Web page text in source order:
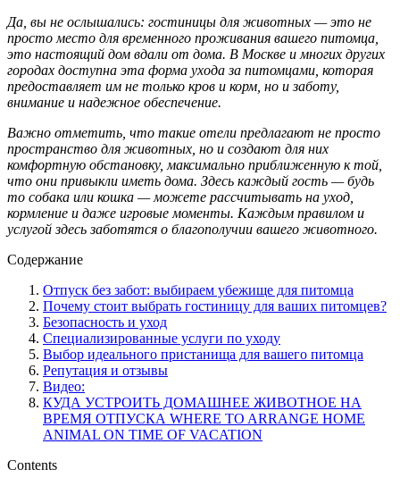
Да, вы не ослышались: гостиницы для животных — это не
просто место для временного проживания вашего питомца,
это настоящий дом вдали от дома. В Москве и многих других
городах доступна эта форма ухода за питомцами, которая
предоставляет им не только кров и корм, но и заботу,
внимание и надежное обеспечение.
Важно отметить, что такие отели предлагают не просто
пространство для животных, но и создают для них
комфортную обстановку, максимально приближенную к той,
что они привыкли иметь дома. Здесь каждый гость — будь
то собака или кошка — можете рассчитывать на уход,
кормление и даже игровые моменты. Каждым правилом и
услугой здесь заботятся о благополучии вашего животного.
Содержание
Отпуск без забот: выбираем убежище для питомца
Почему стоит выбрать гостиницу для ваших питомцев?
Безопасность и уход
Специализированные услуги по уходу
Выбор идеального пристанища для вашего питомца
Репутация и отзывы
Видео:
КУДА УСТРОИТЬ ДОМАШНЕЕ ЖИВОТНОЕ НА
ВРЕМЯ ОТПУСКА WHERE TO ARRANGE HOME
ANIMAL ON TIME OF VACATION
Contents